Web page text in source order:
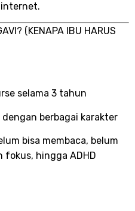
internet.
(KENAPA IBU HARUS
selama 3 tahun
berbagai karakter
bisa membaca, belum
fokus, hingga ADHD